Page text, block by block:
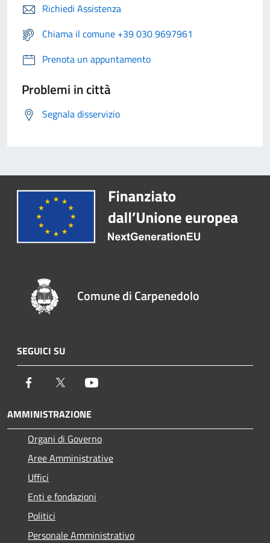
Richiedi Assistenza
Chiama il comune +39 030 9697961
Prenota un appuntamento
Problemi in città
Segnala disservizio
Comune di Carpenedolo
SEGUICI SU
Facebook Twitter
AMMINISTRAZIONE
Organi di Governo
Aree Amministrative
Uffici
Enti e fondazioni
Politici
Personale Amministrativo